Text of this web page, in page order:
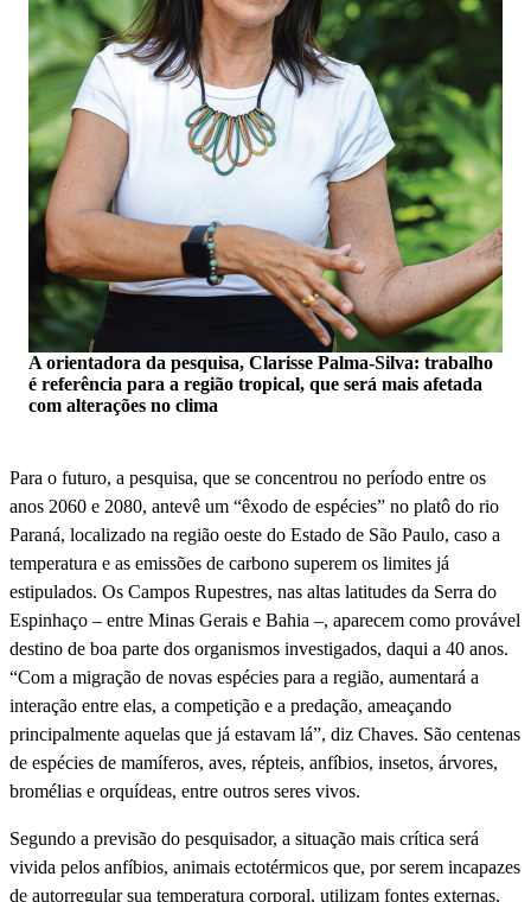
A orientadora da pesquisa, Clarisse Palma-Silva: trabalho
é referência para a região tropical, que será mais afetada
com alterações no clima
Para o futuro, a pesquisa, que se concentrou no período entre os
anos 2060 e 2080, antevê um “êxodo de espécies” no platô do rio
Paraná, localizado na região oeste do Estado de São Paulo, caso a
temperatura e as emissões de carbono superem os limites já
estipulados. Os Campos Rupestres, nas altas latitudes da Serra do
Espinhaço – entre Minas Gerais e Bahia –, aparecem como provável
destino de boa parte dos organismos investigados, daqui a 40 anos.
“Com a migração de novas espécies para a região, aumentará a
interação entre elas, a competição e a predação, ameaçando
principalmente aquelas que já estavam lá”, diz Chaves. São centenas
de espécies de mamíferos, aves, répteis, anfíbios, insetos, árvores,
bromélias e orquídeas, entre outros seres vivos.
Segundo a previsão do pesquisador, a situação mais crítica será
vivida pelos anfíbios, animais ectotérmicos que, por serem incapazes
de autorregular sua temperatura corporal, utilizam fontes externas,